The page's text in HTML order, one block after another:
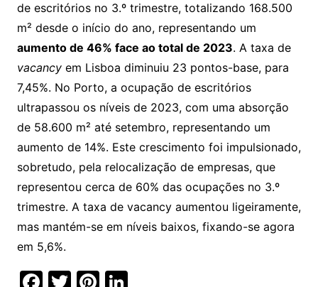
de escritórios no 3.º trimestre, totalizando 168.500
m² desde o início do ano, representando um
aumento de 46% face ao total de 2023. A taxa de
vacancyem Lisboa diminuiu 23 pontos-base, para
7,45%. No Porto, a ocupação de escritórios
ultrapassou os níveis de 2023, com uma absorção
de 58.600 m² até setembro, representando um
aumento de 14%. Este crescimento foi impulsionado,
sobretudo, pela relocalização de empresas, que
representou cerca de 60% das ocupações no 3.º
trimestre. A taxa de vacancy aumentou ligeiramente,
mas mantém-se em níveis baixos, fixando-se agora
em 5,6%.